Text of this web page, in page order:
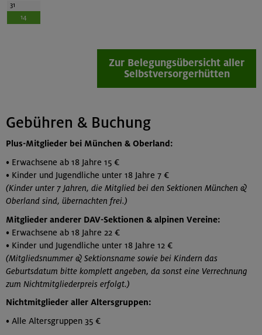
31
14
Zur Belegungsübersicht aller
Selbstversorgerhütten
Gebühren & Buchung
Plus-Mitglieder bei München & Oberland:
• Erwachsene ab 18 Jahre 15 €
• Kinder und Jugendliche unter 18 Jahre 7 €
(Kinder unter 7 Jahren, die Mitglied bei den Sektionen München &
Oberland sind, übernachten frei.)
Mitglieder anderer DAV-Sektionen & alpinen Vereine:
• Erwachsene ab 18 Jahre 22 €
• Kinder und Jugendliche unter 18 Jahre 12 €
(Mitgliedsnummer & Sektionsname sowie bei Kindern das
Geburtsdatum bitte komplett angeben, da sonst eine Verrechnung
zum Nichtmitgliederpreis erfolgt.)
Nichtmitglieder aller Altersgruppen:
• Alle Altersgruppen 35 €